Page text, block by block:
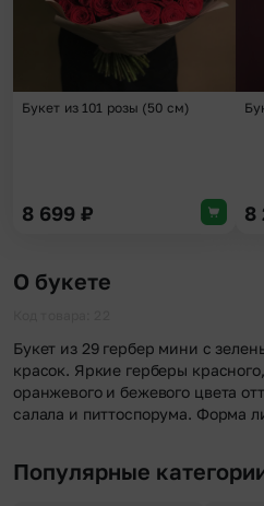
Букет из 101 розы (50 см)
8 699 ₽ 8
О букете
Букет из 29 гербер мини с
красок. Яркие герберы
оранжевого и бежевого цвета
салала и питтоспорума. Форма
Популярные